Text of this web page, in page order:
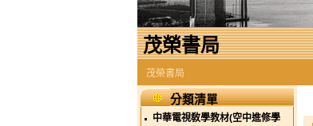
茂榮書局
茂榮書局
分類清單
中華電視敎學教材(空中進修學